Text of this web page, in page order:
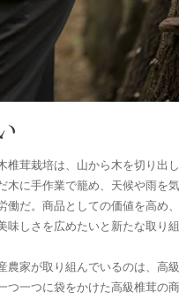
椎茸栽培は、山から木を切り出
木に手作業で籠め、天候や雨を
働だ。商品としての価値を高め
味しさを広めたいと新たな取り
農家が取り組んでいるのは、高
つ一つに袋をかけた高級椎茸の